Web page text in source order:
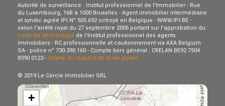
Autorité de surveillance : Institut professionnel de l'Immobilier - Rue
du Luxembourg, 16B à 1000 Bruxelles - Agent immobilier intermédiaire
et syndic agréé IPI N° 505.692 octroyé en Belgique - WWW.IPI.BE -
selon l'arrêté royal du 27 septembre 2006 portant sur l'approbation du
code de déontologie de l'Institut professionnel des agents
immobiliers - RC professionnelle et cautionnement via AXA Belgium
SA - police n° 730.390.160 - Compte tiers général : CRELAN BE92 7504
8390 0123 - Charte du respect de la vie privée.
© 2019 Le Cercle Immobilier SRL
+